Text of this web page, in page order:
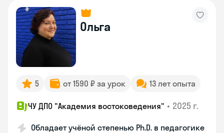
Ольга
5 от 1590 ₽ за урок 13 лет опыта
ЧУ ДПО "Академия востоковедения" • 2025 г.
Обладает учёной степенью Ph.D. в педагогике